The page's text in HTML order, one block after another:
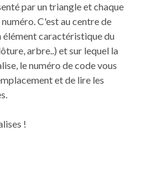
par un triangle et chaque
C'est au centre de
élément caractéristique du
arbre..) et sur lequel la
le numéro de code vous
et de lire les
!